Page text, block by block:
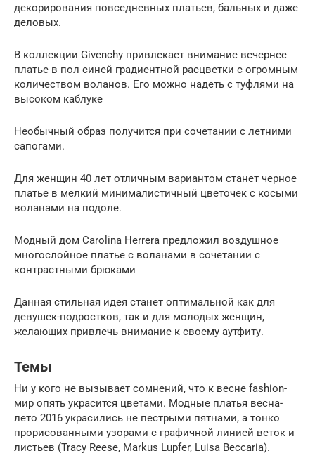
декорирования повседневных платьев, бальных и даже
деловых.
В коллекции Givenchy привлекает внимание вечернее
платье в пол синей градиентной расцветки с огромным
количеством воланов. Его можно надеть с туфлями на
высоком каблуке
Необычный образ получится при сочетании с летними
сапогами.
Для женщин 40 лет отличным вариантом станет черное
платье в мелкий минималистичный цветочек с косыми
воланами на подоле.
Модный дом Carolina Herrera предложил воздушное
многослойное платье с воланами в сочетании с
контрастными брюками
Данная стильная идея станет оптимальной как для
девушек-подростков, так и для молодых женщин,
желающих привлечь внимание к своему аутфиту.
Темы
Ни у кого не вызывает сомнений, что к весне fashion-
мир опять украсится цветами. Модные платья весна-
лето 2016 украсились не пестрыми пятнами, а тонко
прорисованными узорами с графичной линией веток и
листьев (Tracy Reese, Markus Lupfer, Luisa Beccaria).